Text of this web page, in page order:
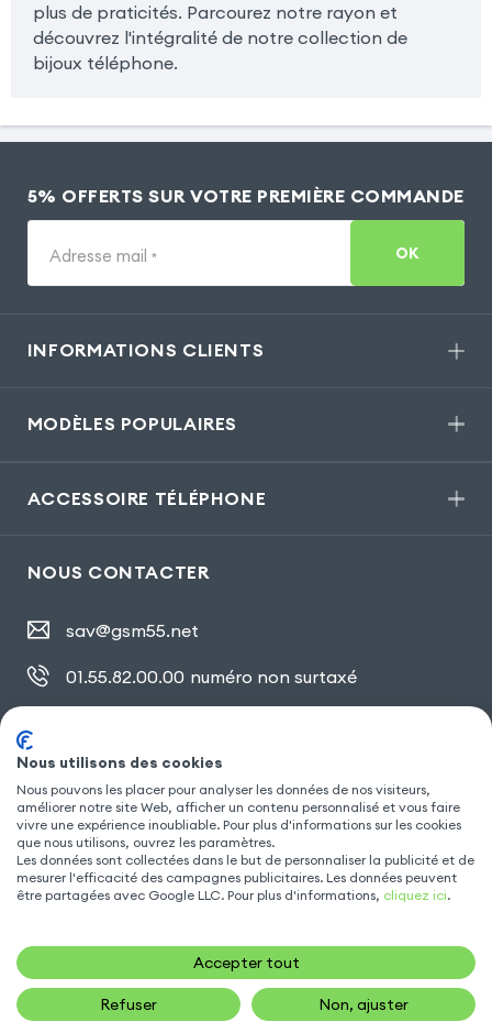
plus de praticités. Parcourez notre rayon et
découvrez l'intégralité de notre collection de
bijoux téléphone.
5% OFFERTS SUR VOTRE PREMIÈRE COMMANDE
Adresse mail * OK
INFORMATIONS CLIENTS
MODÈLES POPULAIRES
ACCESSOIRE TÉLÉPHONE
NOUS CONTACTER
sav@gsm55.net
01.55.82.00.00 numéro non surtaxé
SUIVEZ NOUS
Nous utilisons des cookies
Nous pouvons les placer pour analyser les données de nos visiteurs,
améliorer notre site Web, afficher un contenu personnalisé et vous faire
vivre une expérience inoubliable. Pour plus d'informations sur les cookies
que nous utilisons, ouvrez les paramètres.
Les données sont collectées dans le but de personnaliser la publicité et de
mesurer l'efficacité des campagnes publicitaires. Les données peuvent
être partagées avec Google LLC. Pour plus d'informations, cliquez ici.
Accepter tout
Refuser Non, ajuster